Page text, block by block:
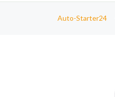
Auto-Starter24